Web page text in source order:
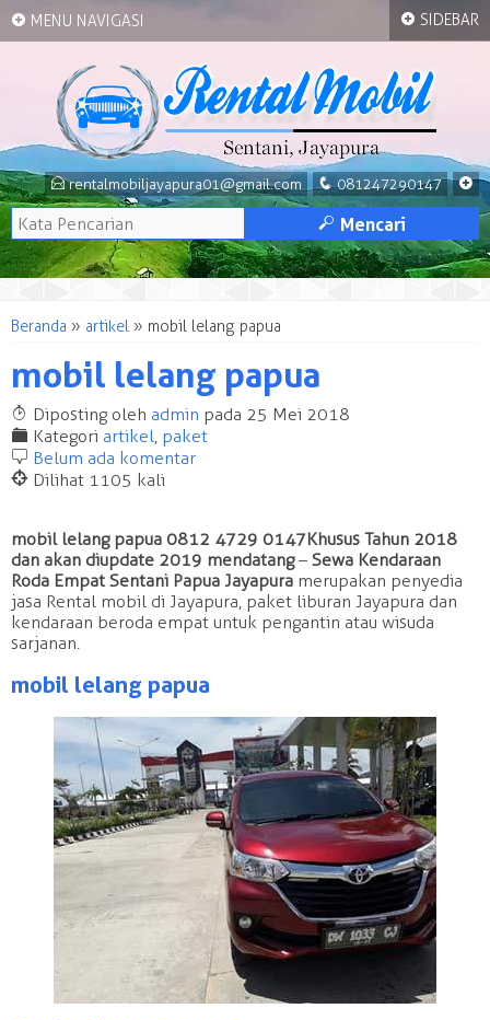
+ MENU NAVIGASI
+
q 081247290147
Erentalmobiljayapura01@gmail.com
M Mencari
Beranda » artikel » mobil lelang papua
mobil lelang papua
T Diposting oleh admin pada 25 Mei 2018
F Kategori artikel, paket
b Belum ada komentar
@ Dilihat 1105 kali
mobil lelang papua 0812 4729 0147 Khusus Tahun 2018
dan akan diupdate 2019 mendatang– Sewa Kendaraan
Roda Empat Sentani Papua Jayapura merupakan penyedia
jasa Rental mobil di Jayapura, paket liburan Jayapura dan
kendaraan beroda empat untuk pengantin atau wisuda
sarjanan.
mobil lelang papua
+ SIDEBAR